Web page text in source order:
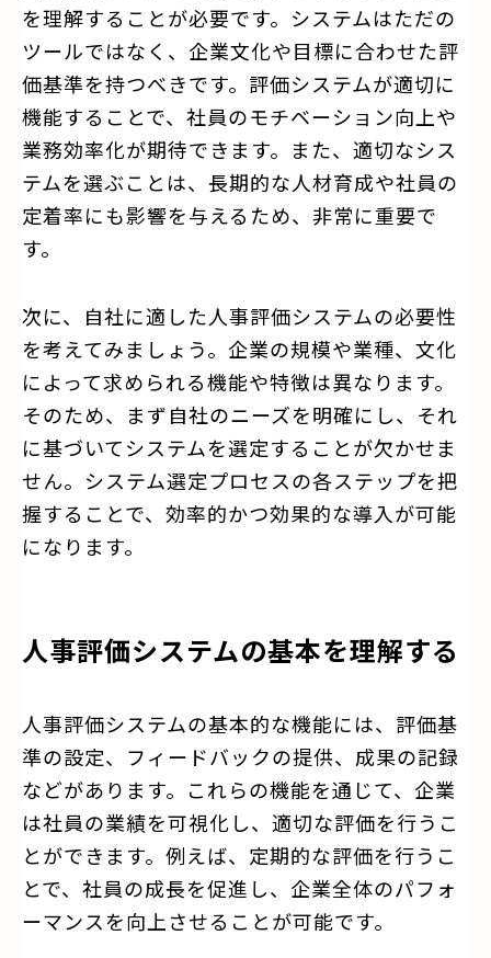
を理解することが必要です。システムはただの
ツールではなく、企業文化や目標に合わせた評
価基準を持つべきです。評価システムが適切に
機能することで、社員のモチベーション向上や
業務効率化が期待できます。また、適切なシス
テムを選ぶことは、長期的な人材育成や社員の
定着率にも影響を与えるため、非常に重要で
す。
次に、自社に適した人事評価システムの必要性
を考えてみましょう。企業の規模や業種、文化
によって求められる機能や特徴は異なります。
そのため、まず自社のニーズを明確にし、それ
に基づいてシステムを選定することが欠かせま
せん。システム選定プロセスの各ステップを把
握することで、効率的かつ効果的な導入が可能
になります。
人事評価システムの基本を理解する
人事評価システムの基本的な機能には、評価基
準の設定、フィードバックの提供、成果の記録
などがあります。これらの機能を通じて、企業
は社員の業績を可視化し、適切な評価を行うこ
とができます。例えば、定期的な評価を行うこ
とで、社員の成長を促進し、企業全体のパフォ
ーマンスを向上させることが可能です。